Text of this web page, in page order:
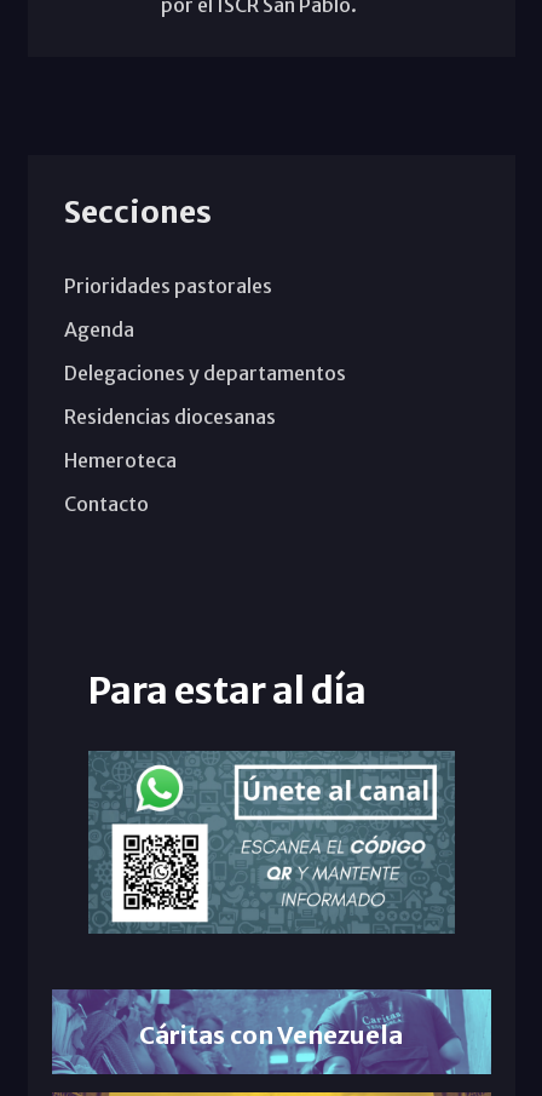
Secciones
Prioridades pastorales
Agenda
Delegaciones y departamentos
Residencias diocesanas
Hemeroteca
Contacto
Para estar al día
Cáritas con Venezuela